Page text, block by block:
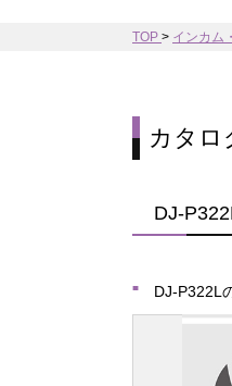
TOP > インカム
カタロ
DJ-
DJ-P322L